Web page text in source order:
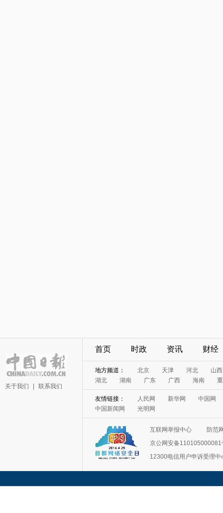
关于我们 联系我们
首页 时政 资讯 财经
地方频道： 北京 天津 河北
山西
湖北
湖南 广东 广西 海南
友情链接： 人民网 新华网
中国网
中国新闻网
光明网
互联网举报中心
防范
京公网安备110105000081
12300电信用户申诉受理中